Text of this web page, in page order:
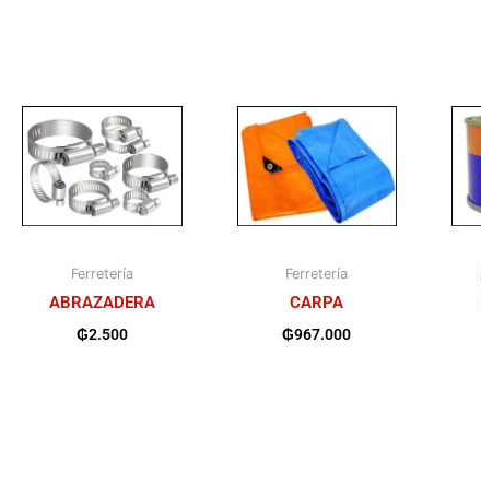
Ferretería
ABRAZADERA
₲2.500
Ferretería
CARPA
₲967.000